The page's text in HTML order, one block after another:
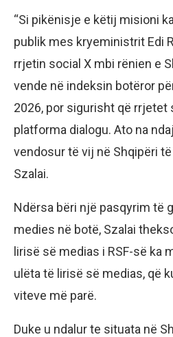
“Si pikënisje e këtij misioni
publik mes kryeministrit Edi
rrjetin social X mbi rënien e
vende në indeksin botëror
2026, por sigurisht që rrjetet
platforma dialogu. Ato na
vendosur të vij në Shqipëri
Szalai.
Ndërsa bëri një pasqyrim të
medies në botë, Szalai
lirisë së medias i RSF-së ka
ulëta të lirisë së medias, që
viteve më parë.
Duke u ndalur te situata në